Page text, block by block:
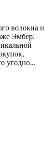
волокна и
Эмбер.
угодно...